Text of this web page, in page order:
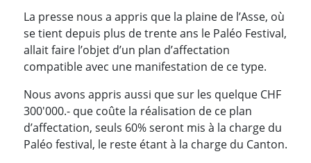
La presse nous a appris que la plaine de l’Asse, où
se tient depuis plus de trente ans le Paléo Festival,
allait faire l’objet d’un plan d’affectation
compatible avec une manifestation de ce type.
Nous avons appris aussi que sur les quelque CHF
300'000.- que coûte la réalisation de ce plan
d’affectation, seuls 60% seront mis à la charge du
Paléo festival, le reste étant à la charge du Canton.